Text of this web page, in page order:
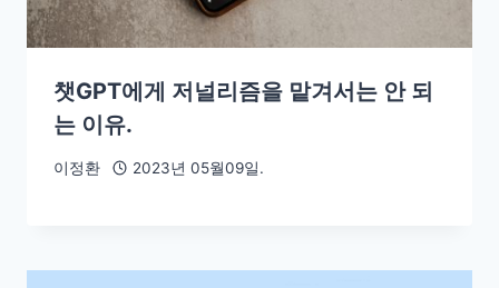
챗GPT에게 저널리즘을 맡겨서는 안 되
는 이유.
이정환 2023년 05월09일.